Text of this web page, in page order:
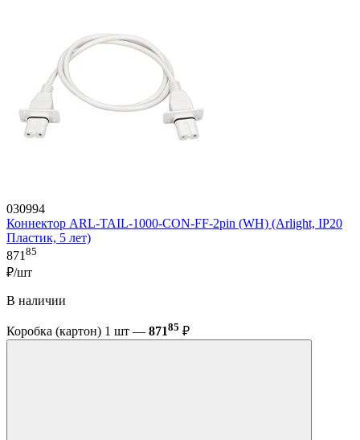
030994
Коннектор ARL-TAIL-1000-CON-FF-2pin (WH) (Arlight, IP20
Пластик, 5 лет)
871 85
₽/шт
В наличии
Коробка (картон) 1 шт — 87185 ₽